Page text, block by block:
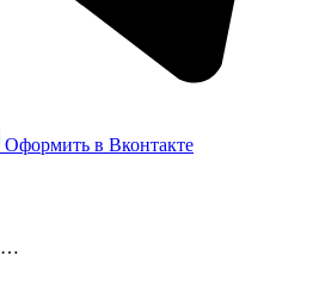
Оформить в Вконтакте
…